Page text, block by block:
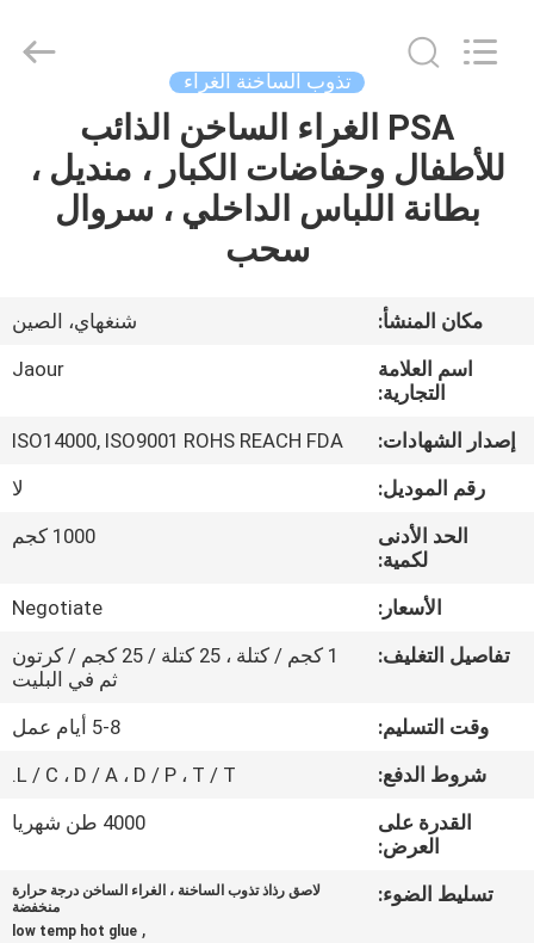
منتجات
المصنع
مراقبة
الجودة
بنا
أخبار
القضايا
اطلب
Adhesive
Products
تذوب الساخنة الغراء
PSA الغراء الساخن الذائب
للأطفال وحفاضات الكبار ، منديل ،
بطانة اللباس الداخلي ، سروال
سحب
مكان المنشأ:
شنغهاي، الصين
اسم العلامة
التجارية:
Jaour
إصدار الشهادات:
ISO14000, ISO9001 ROHS REACH FDA
رقم الموديل:
لا
الحد الأدنى
لكمية:
1000 كجم
الأسعار:
Negotiate
تفاصيل التغليف:
1 كجم / كتلة ، 25 كتلة / 25 كجم / كرتون
ثم في البليت
وقت التسليم:
5-8 أيام عمل
شروط الدفع:
L / C ، D / A ، D / P ، T / T.
القدرة على
العرض:
4000 طن شهريا
تسليط الضوء:
لاصق رذاذ تذوب الساخنة ، الغراء الساخن درجة حرارة
منخفضة
,
low temp hot glue